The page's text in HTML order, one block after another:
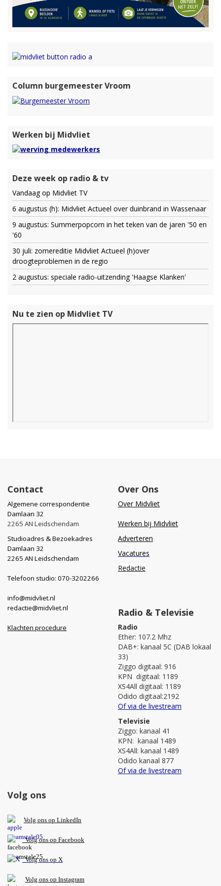
Column burgemeester Vroom
Werken bij Midvliet
Deze week op radio & tv
Vandaag op Midvliet TV
6 augustus (h): Midvliet Actueel over duinbrand in Wassenaar
9 augustus: Summerpopcorn in het teken van de jaren '50 en
'60
30 juli: zomereditie Midvliet Actueel (h)over
droogteproblemen in de regio
2 augustus: speciale radio-uitzending 'Haagse Klanken'
Nu te zien op Midvliet TV
Contact
Algemene correspondentie
Damlaan 32
2265 AN Leidschendam
Studioadres & Bezoekadres
Damlaan 32
2265 AN Leidschendam
Telefoon studio: 070-3202266
info@midvliet.nl
redactie@midvliet.nl
Klachten procedure
Over Ons
Over Midvliet
Werken bij Midvliet
Adverteren
Vacatures
Redactie
Radio & Televisie
Radio
Ether: 107.2 Mhz
DAB+: kanaal 5C (DAB lokaal
33)
Ziggo digitaal: 916
KPN digitaal: 1189
XS4All digitaal: 1189
Odido digitaal:2192
Of via de livestream
Televisie
Ziggo: kanaal 41
KPN: kanaal 1489
XS4All: kanaal 1489
Odido kanaal 877
Of via de livestream
Volg ons
Volg ons op LinkedIn
Volg ons op Facebook
Volg ons op X
Volg ons op Instagram